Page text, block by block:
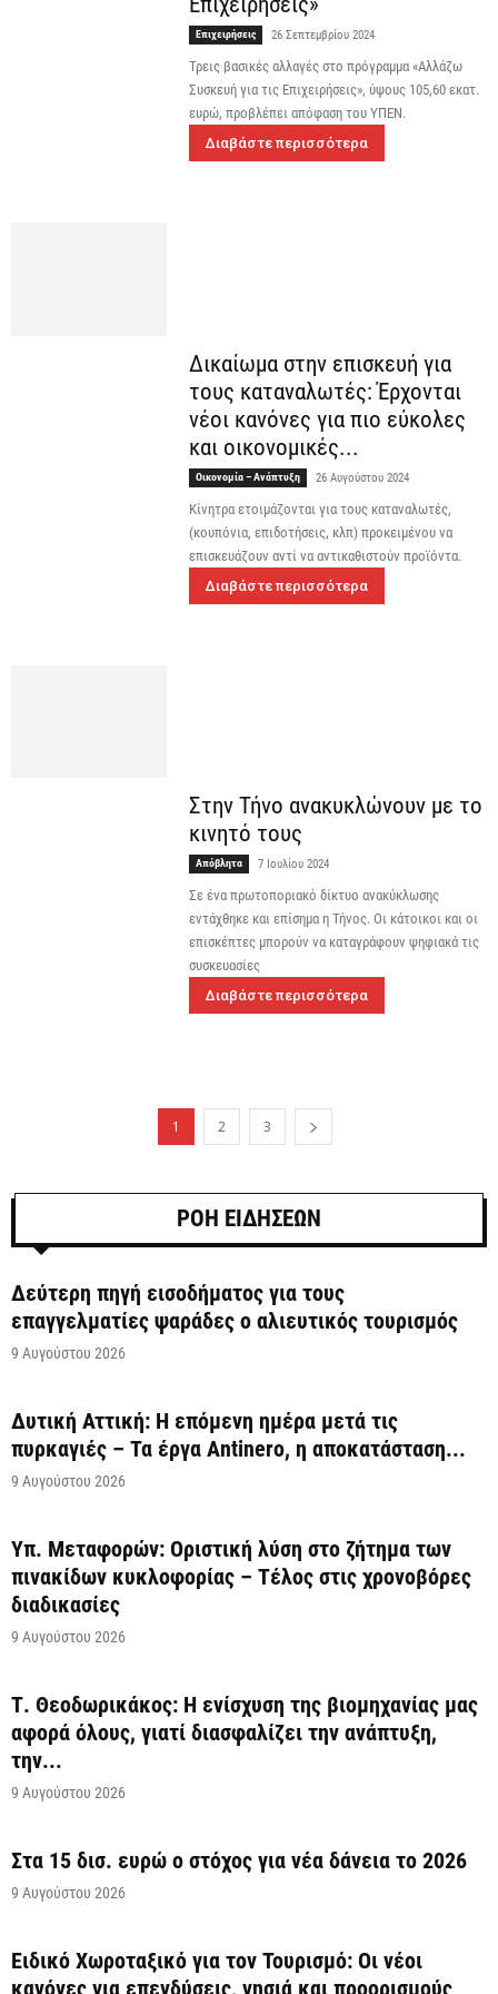
Επιχειρήσεις 26 Σεπτεμβρίου 2024
Τρεις βασικές αλλαγές στο πρόγραμμα «Αλλάζω
Συσκευή για τις Επιχειρήσεις», ύψους 105,60 εκατ.
ευρώ, προβλέπει απόφαση του ΥΠΕΝ.
Διαβάστε περισσότερα
Δικαίωμα στην επισκευή για
τους καταναλωτές: Έρχονται
νέοι κανόνες για πιο εύκολες
και οικονομικές...
Οικονομία – Ανάπτυξη 26 Αυγούστου 2024
Κίνητρα ετοιμάζονται για τους καταναλωτές,
(κουπόνια, επιδοτήσεις, κλπ) προκειμένου να
επισκευάζουν αντί να αντικαθιστούν προϊόντα.
Διαβάστε περισσότερα
Στην Τήνο ανακυκλώνουν με το
κινητό τους
Απόβλητα 7 Ιουλίου 2024
Σε ένα πρωτοποριακό δίκτυο ανακύκλωσης
εντάχθηκε και επίσημα η Τήνος. Οι κάτοικοι και οι
επισκέπτες μπορούν να καταγράφουν ψηφιακά τις
συσκευασίες
Διαβάστε περισσότερα
1 2 3
ΡΟΗ ΕΙΔΗΣΕΩΝ
Δεύτερη πηγή εισοδήματος για τους
επαγγελματίες ψαράδες ο αλιευτικός τουρισμός
9 Αυγούστου 2026
Δυτική Αττική: Η επόμενη ημέρα μετά τις
πυρκαγιές – Τα έργα Antinero, η αποκατάσταση...
9 Αυγούστου 2026
Υπ. Μεταφορών: Οριστική λύση στο ζήτημα των
πινακίδων κυκλοφορίας – Τέλος στις χρονοβόρες
διαδικασίες
9 Αυγούστου 2026
Τ. Θεοδωρικάκος: Η ενίσχυση της βιομηχανίας μας
αφορά όλους, γιατί διασφαλίζει την ανάπτυξη,
την...
9 Αυγούστου 2026
Στα 15 δισ. ευρώ ο στόχος για νέα δάνεια το 2026
9 Αυγούστου 2026
Ειδικό Χωροταξικό για τον Τουρισμό: Οι νέοι